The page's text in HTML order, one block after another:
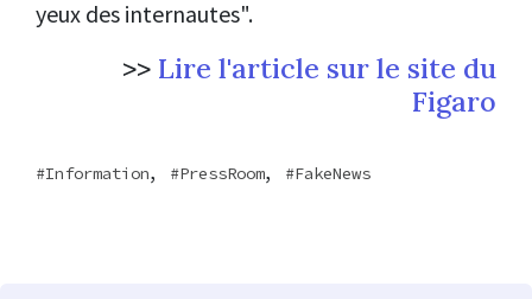
yeux des internautes".
>> Lire l'article sur le site du
Figaro
Information, PressRoom, FakeNews